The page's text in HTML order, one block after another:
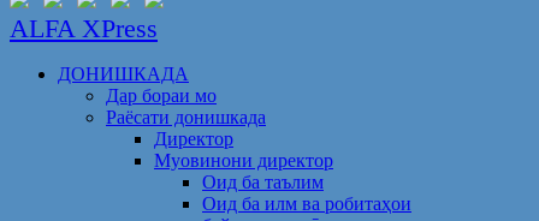
ALFA XPress
ДОНИШКАДА
Дар бораи мо
Раёсати донишкада
Директор
Муовинони директор
Оид ба таълим
Оид ба илм ва робитаҳои